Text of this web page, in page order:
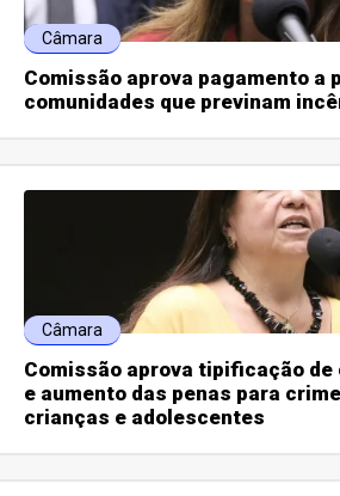
Câmara
Comissão aprova pagamento a
comunidades que previnam
Câmara
Comissão aprova tipificação de
e aumento das penas para
crianças e adolescentes